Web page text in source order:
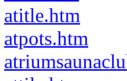
atitle.htm
atpots.htm